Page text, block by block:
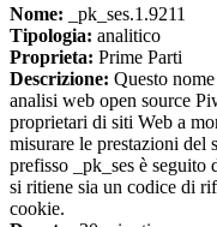
Nome: _pk_ses.1.9211
Tipologia: analitico
Proprieta: Prime Parti
Descrizione: Questo
analisi web open source
proprietari di siti Web a
misurare le prestazioni
prefisso _pk_ses è seguito
si ritiene sia un codice di
cookie.